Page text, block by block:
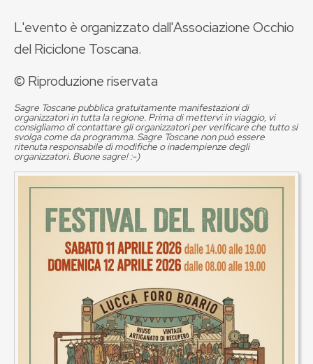
L'evento è organizzato dall'Associazione Occhio
del Riciclone Toscana.
© Riproduzione riservata
Sagre Toscane pubblica gratuitamente manifestazioni di
organizzatori in tutta la regione. Prima di mettervi in viaggio, vi
consigliamo di contattare gli organizzatori per verificare che tutto si
svolga come da programma. Sagre Toscane non può essere
ritenuta responsabile di modifiche o inadempienze degli
organizzatori. Buone sagre! :-)